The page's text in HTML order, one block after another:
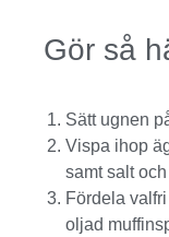
Gör så
Sätt ugnen
Vispa ihop
samt salt
Fördela
oljad